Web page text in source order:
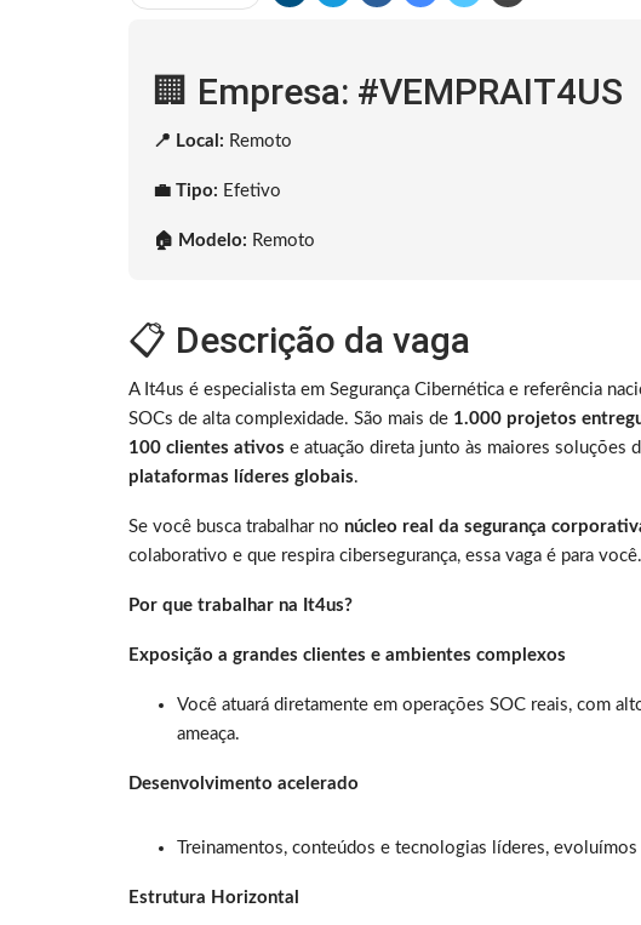
🏢 Empresa: #VEMPRAIT4US
📍 Local: Remoto
💼 Tipo: Efetivo
🏠 Modelo: Remoto
📋 Descrição da vaga
A It4us é especialista em Segurança Cibernética e referência
SOCs de alta complexidade. São mais de 1.000 projetos
100 clientes ativos e atuação direta junto às maiores soluções
plataformas líderes globais.
Se você busca trabalhar no núcleo real da segurança
colaborativo e que respira cibersegurança, essa vaga é para você.
Por que trabalhar na It4us?
Exposição a grandes clientes e ambientes complexos
Você atuará diretamente em operações SOC reais, com
ameaça.
Desenvolvimento acelerado
Treinamentos, conteúdos e tecnologias líderes,
Estrutura Horizontal